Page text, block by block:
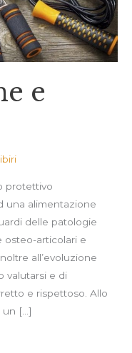
e
protettivo
una alimentazione
delle patologie
osteo-articolari e
all’evoluzione
valutarsi e di
e rispettoso. Allo
un […]